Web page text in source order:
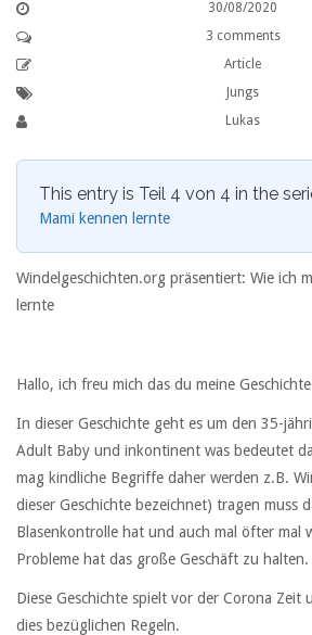
30/08/2020
3 comments
Article
Jungs
Lukas
This entry is Teil 4 von 4 in the
Mami kennen lernte
Windelgeschichten.org präsentiert: Wie ich
lernte
Hallo, ich freu mich das du meine
In dieser Geschichte geht es um den 35-
Adult Baby und inkontinent was bedeutet
mag kindliche Begriffe daher werden z.B.
dieser Geschichte bezeichnet) tragen muss
Blasenkontrolle hat und auch mal öfter mal
Probleme hat das große Geschäft zu halten.
Diese Geschichte spielt vor der Corona Zeit
dies bezüglichen Regeln.